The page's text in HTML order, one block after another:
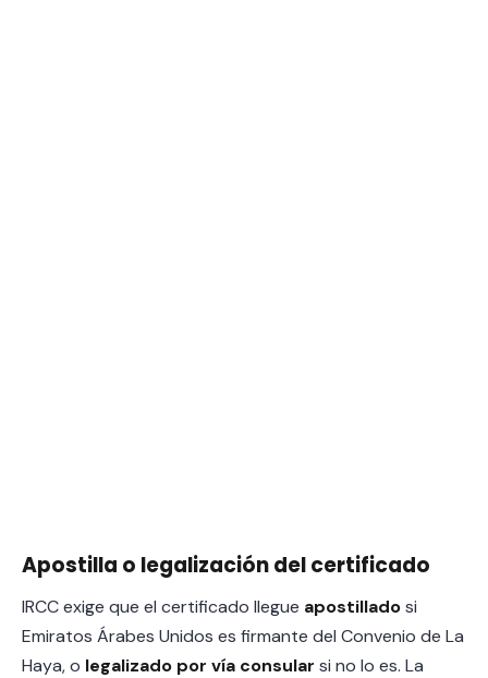
Apostilla o legalización del certificado
IRCC exige que el certificado llegue apostilladosi
Emiratos Árabes Unidos es firmante del Convenio de La
Haya, o legalizado por vía consular si no lo es. La